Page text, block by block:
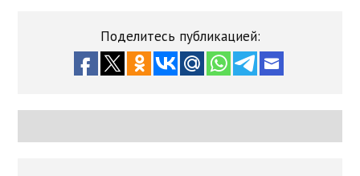
Поделитесь публикацией: